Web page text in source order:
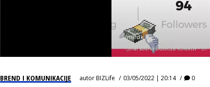
BREND I KOMUNIKACIJE autorBIZLife 03/05/2022 | 20:14 0